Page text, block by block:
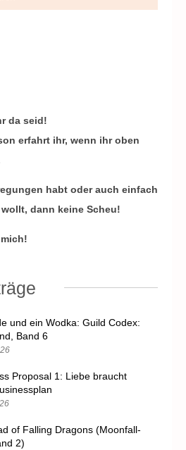
da seid!
erfahrt ihr, wenn ihr oben
habt oder auch einfach
dann keine Scheu!
und ein Wodka: Guild Codex:
Band 6
Proposal 1: Liebe braucht
of Falling Dragons (Moonfall-
2)